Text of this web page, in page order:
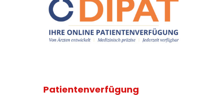
Patienten­verfügung